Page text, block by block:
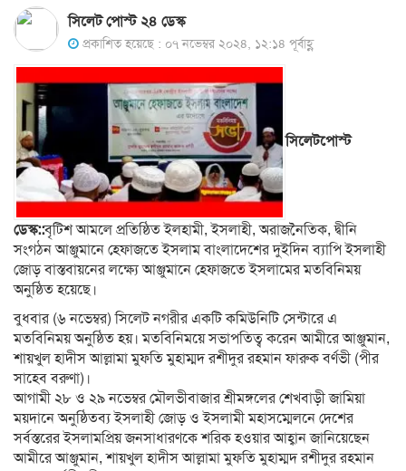
সিলেট পোস্ট ২৪ ডেস্ক
প্রকাশিত হয়েছে : ০৭ নভেম্বর ২০২৪, ১২:১৪ পূর্বাহ্ণ
সিলেটপোস্ট
ডেস্ক::বৃটিশ আমলে প্রতিষ্ঠিত ইলহামী, ইসলাহী, অরাজনৈতিক, দ্বীনি
সংগঠন আঞ্জুমানে হেফাজতে ইসলাম বাংলাদেশের দুইদিন ব্যাপি ইসলাহী
জোড় বাস্তবায়নের লক্ষ্যে আঞ্জুমানে হেফাজতে ইসলামের মতবিনিময়
অনুষ্ঠিত হয়েছে।
বুধবার (৬ নভেম্বর) সিলেট নগরীর একটি কমিউনিটি সেন্টারে এ
মতবিনিময় অনুষ্ঠিত হয়। মতবিনিময়ে সভাপতিত্ব করেন আমীরে আঞ্জুমান,
শায়খুল হাদীস আল্লামা মুফতি মুহাম্মদ রশীদুর রহমান ফারুক বর্ণভী (পীর
সাহেব বরুণা)।
আগামী ২৮ ও ২৯ নভেম্বর মৌলভীবাজার শ্রীমঙ্গলের শেখবাড়ী জামিয়া
ময়দানে অনুষ্ঠিতব্য ইসলাহী জোড় ও ইসলামী মহাসম্মেলনে দেশের
সর্বস্তরের ইসলামপ্রিয় জনসাধারণকে শরিক হওয়ার আহ্বান জানিয়েছেন
আমীরে আঞ্জুমান, শায়খুল হাদীস আল্লামা মুফতি মুহাম্মদ রশীদুর রহমান